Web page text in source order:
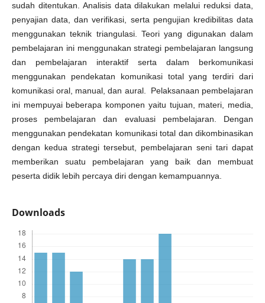
sudah ditentukan. Analisis data dilakukan melalui reduksi data,
penyajian data, dan verifikasi, serta pengujian kredibilitas data
menggunakan teknik triangulasi. Teori yang digunakan dalam
pembelajaran ini menggunakan strategi pembelajaran langsung
dan pembelajaran interaktif serta dalam berkomunikasi
menggunakan pendekatan komunikasi total yang terdiri dari
komunikasi oral, manual, dan aural. Pelaksanaan pembelajaran
ini mempuyai beberapa komponen yaitu tujuan, materi, media,
proses pembelajaran dan evaluasi pembelajaran. Dengan
menggunakan pendekatan komunikasi total dan dikombinasikan
dengan kedua strategi tersebut, pembelajaran seni tari dapat
memberikan suatu pembelajaran yang baik dan membuat
peserta didik lebih percaya diri dengan kemampuannya.
Downloads